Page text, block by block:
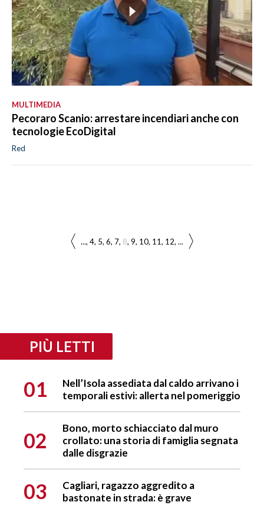
MULTIMEDIA
Pecoraro Scanio: arrestare incendiari anche con
tecnologie EcoDigital
Red
... 4 5 6 7 8 9 10 11 12 ...
PIÙ LETTI
01
Nell’Isola assediata dal caldo arrivano i
temporali estivi: allerta nel pomeriggio
02
Bono, morto schiacciato dal muro
crollato: una storia di famiglia segnata
dalle disgrazie
03
Cagliari, ragazzo aggredito a
bastonate in strada: è grave